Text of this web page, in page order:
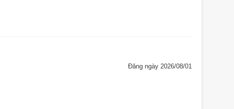
Đăng ngày 2026/08/01